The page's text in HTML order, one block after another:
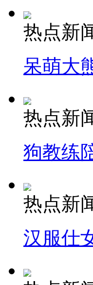
热点新
呆萌大
热点新
狗教练
热点新
汉服仕